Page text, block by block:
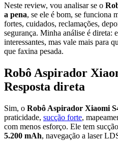
Neste review, vou analisar se o
a pena, se ele é bom, se funciona
fortes, cuidados, reclamações,
segurança. Minha análise é direta:
interessantes, mas vale mais para
que faxina pesada.
Robô Aspirador
Resposta direta
Sim, o Robô Aspirador Xiaomi
praticidade, sucção forte,
com menos esforço. Ele tem
5.200 mAh, navegação a laser